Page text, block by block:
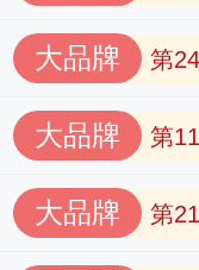
大品牌 第
大品牌 第
大品牌 第